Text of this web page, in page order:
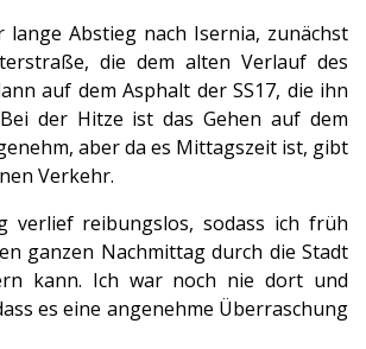
Abstieg nach Isernia, zunächst
die dem alten Verlauf des
auf dem Asphalt der SS17, die ihn
der Hitze ist das Gehen auf dem
aber da es Mittagszeit ist, gibt
Verkehr.
verlief reibungslos, sodass ich früh
ganzen Nachmittag durch die Stadt
kann. Ich war noch nie dort und
es eine angenehme Überraschung